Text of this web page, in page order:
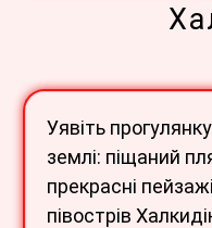
Уявіть
землі: піщаний
прекрасні
півострів